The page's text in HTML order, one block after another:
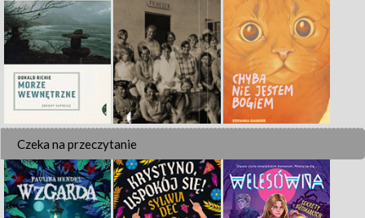
Czeka na przeczytanie